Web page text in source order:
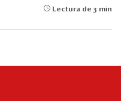
Lectura de 3 min